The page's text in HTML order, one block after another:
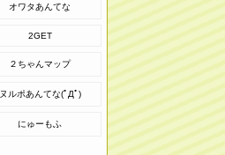
オワタあんてな
2GET
２ちゃんマップ
ヌルポあんてな(ﾟДﾟ)
にゅーもふ